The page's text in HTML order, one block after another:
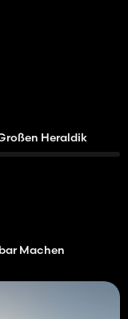
Heraldik
Machen